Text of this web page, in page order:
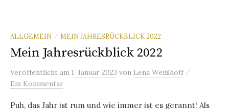
ALLGEMEIN / MEIN JAHRESRÜCKBLICK 2022
Mein Jahresrückblick 2022
Veröffentlicht am 1. Januar 2023 von Lena Weißhoff /
Ein Kommentar
Puh, das Jahr ist rum und wie immer ist es gerannt! Als